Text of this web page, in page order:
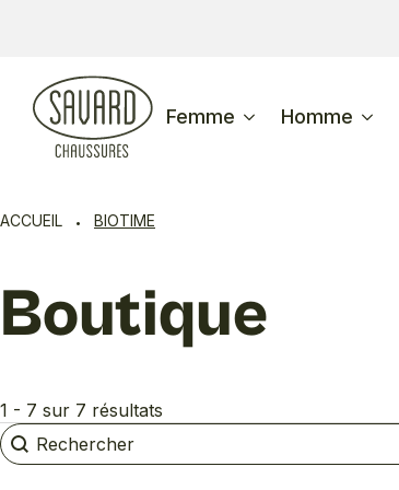
Femme Homme
ACCUEIL BIOTIME
Boutique
1 - 7 sur 7 résultats
Rechercher
Rechercher